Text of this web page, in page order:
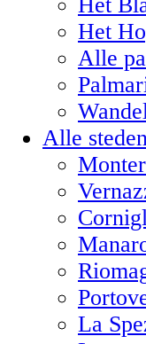
Het
Alle
Alle
La